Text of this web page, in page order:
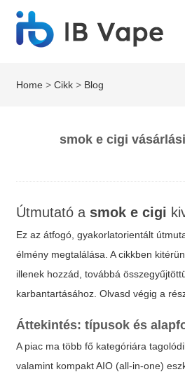
Home >Cikk > Blog
smok e cigi
Útmutató a smok e cigi
Ez az átfogó, gyakorlatorientált
élmény megtalálása. A cikkben
illenek hozzád, továbbá
karbantartásához. Olvasd végig a
Áttekintés: típusok és
A piac ma több fő kategóriára
valamint kompakt AIO (all-in-one)